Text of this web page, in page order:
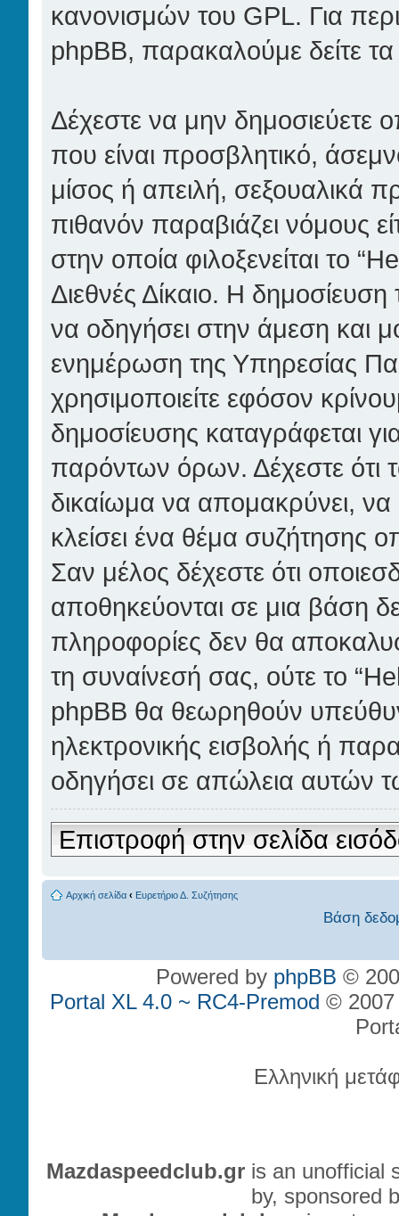
κανονισμών του GPL. Για
phpBB, παρακαλούμε δείτε
Δέχεστε να μην δημοσιεύετε
που είναι προσβλητικό,
μίσος ή απειλή, σεξουαλικά
πιθανόν παραβιάζει νόμους
στην οποία φιλοξενείται το
Διεθνές Δίκαιο. Η δημοσίευση
να οδηγήσει στην άμεση και
ενημέρωση της Υπηρεσίας
χρησιμοποιείτε εφόσον
δημοσίευσης καταγράφεται
παρόντων όρων. Δέχεστε ότι
δικαίωμα να απομακρύνει, να
κλείσει ένα θέμα συζήτησης
Σαν μέλος δέχεστε ότι
αποθηκεύονται σε μια βάση
πληροφορίες δεν θα
τη συναίνεσή σας, ούτε το
phpBB θα θεωρηθούν
ηλεκτρονικής εισβολής ή
οδηγήσει σε απώλεια αυτών
Επιστροφή στην σελίδα
Αρχική σελίδα ‹ Ευρετήριο Δ. Συζήτησης
Βάση
Powered by phpBB ©
Portal XL 4.0 ~ RC4-Premod © 2007
Ελληνική
Mazdaspeedclub.gris an unofficial
by, sponsored